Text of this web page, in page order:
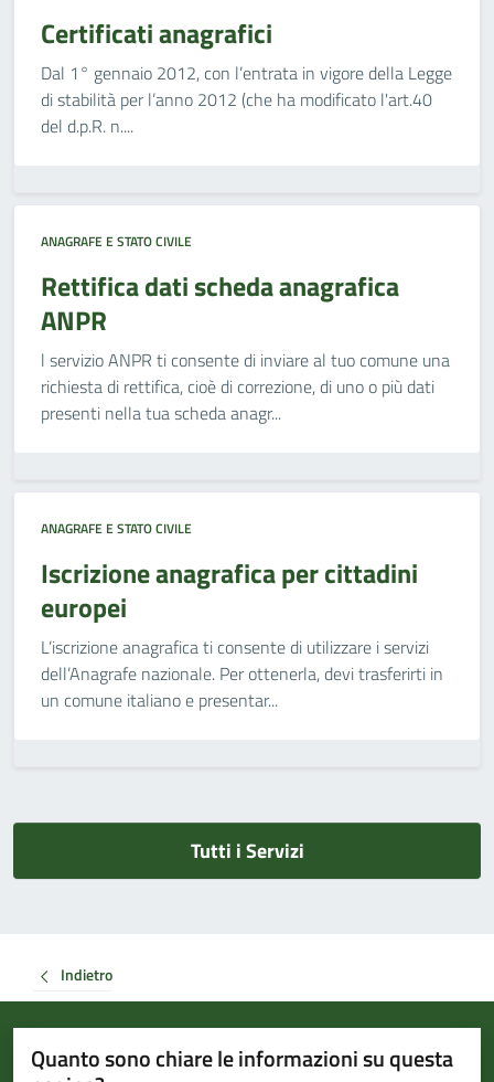
Certificati anagrafici
Dal 1° gennaio 2012, con l’entrata in vigore della Legge
di stabilità per l’anno 2012 (che ha modificato l'art.40
del d.p.R. n....
ANAGRAFE E STATO CIVILE
Rettifica dati scheda anagrafica
ANPR
l servizio ANPR ti consente di inviare al tuo comune una
richiesta di rettifica, cioè di correzione, di uno o più dati
presenti nella tua scheda anagr...
ANAGRAFE E STATO CIVILE
Iscrizione anagrafica per cittadini
europei
L’iscrizione anagrafica ti consente di utilizzare i servizi
dell’Anagrafe nazionale. Per ottenerla, devi trasferirti in
un comune italiano e presentar...
Tutti i Servizi
Indietro
Quanto sono chiare le informazioni su questa